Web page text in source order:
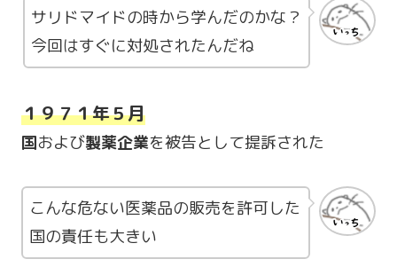
サリドマイドの時から学んだのかな？
今回はすぐに対処されたんだね
１９７１年５月
国および製薬企業を被告として提訴された
こんな危ない医薬品の販売を許可した
国の責任も大きい